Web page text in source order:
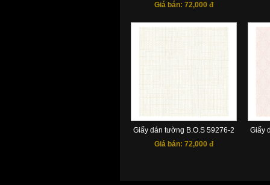
Giá bán: 72,000 đ
Giấy dán tường B.O.S 59276-2
Giá bán: 72,000 đ
Giấy